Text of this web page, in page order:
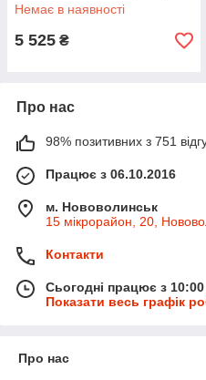
Немає в наявності
5 525 ₴
Про нас
98% позитивних з 751
Працює з 06.10.2016
м. Нововолинськ
15 мікрорайон, 20,
Контакти
Сьогодні працює з
Показати весь графік
Про нас